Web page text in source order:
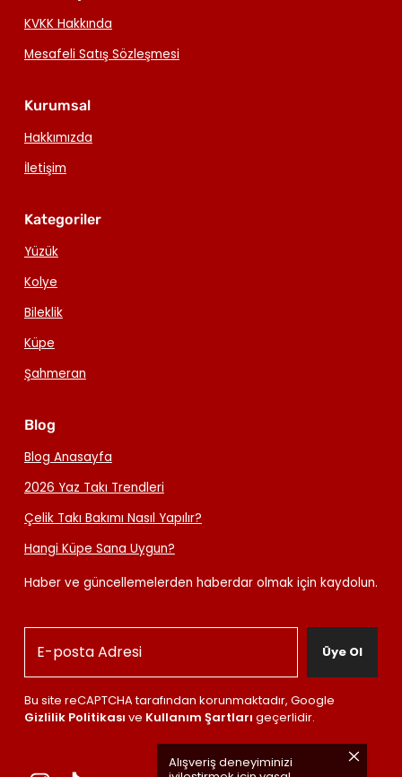
Alışveriş deneyiminizi
KVKK Hakkında
Mesafeli Satış Sözleşmesi
Kurumsal
Hakkımızda
İletişim
Kategoriler
Yüzük
Kolye
Bileklik
Küpe
Şahmeran
Blog
Blog Anasayfa
2026 Yaz Takı Trendleri
Çelik Takı Bakımı Nasıl Yapılır?
Hangi Küpe Sana Uygun?
Haber ve güncellemelerden haberdar olmak için kaydolun.
Üye Ol
Bu site reCAPTCHA tarafından korunmaktadır, Google
Gizlilik Politikası ve Kullanım Şartları geçerlidir.